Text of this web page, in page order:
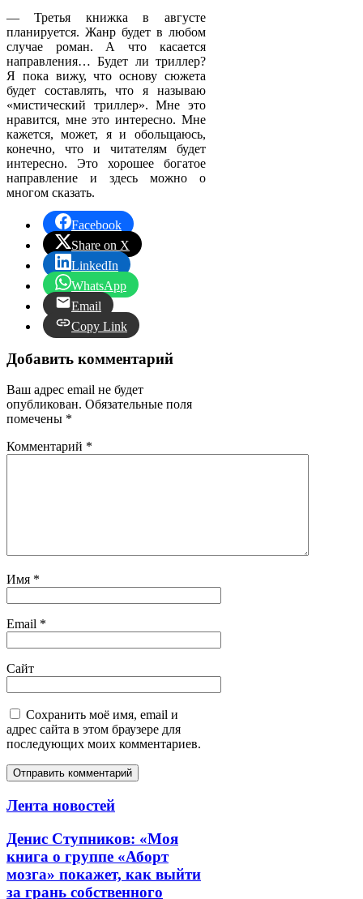
— Третья книжка в августе
планируется. Жанр будет в любом
случае роман. А что касается
направления… Будет ли триллер?
Я пока вижу, что основу сюжета
будет составлять, что я называю
«мистический триллер». Мне это
нравится, мне это интересно. Мне
кажется, может, я и обольщаюсь,
конечно, что и читателям будет
интересно. Это хорошее богатое
направление и здесь можно о
многом сказать.
Facebook
Share on X
LinkedIn
WhatsApp
Email
Copy Link
Добавить комментарий
Ваш адрес email не будет
опубликован. Обязательные поля
помечены *
Комментарий *
Имя *
Email *
Сайт
Сохранить моё имя, email и
адрес сайта в этом браузере для
последующих моих комментариев.
Лента новостей
Денис Ступников: «Моя
книга о группе «Аборт
мозга» покажет, как выйти
за грань собственного